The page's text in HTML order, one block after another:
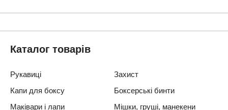
Каталог товарів
Рукавиці
Захист
Капи для боксу
Боксерські бинти
Маківари і лапи
Мішки, груші, манекени